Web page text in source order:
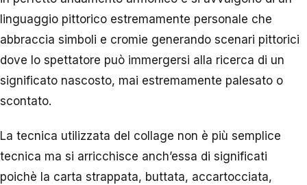
linguaggio pittorico estremamente personale che
abbraccia simboli e cromie generando scenari pittorici
dove lo spettatore può immergersi alla ricerca di un
significato nascosto, mai estremamente palesato o
scontato.
La tecnica utilizzata del collage non è più semplice
tecnica ma si arricchisce anch’essa di significati
poichè la carta strappata, buttata, accartocciata,